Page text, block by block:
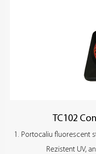
TC102
1. Portocaliu fluorescent
Rezistent UV,